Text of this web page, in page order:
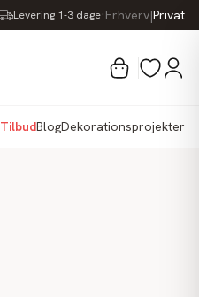
Levering 1-3 dage·Erhverv|Privat
TilbudBlogDekorationsprojekter